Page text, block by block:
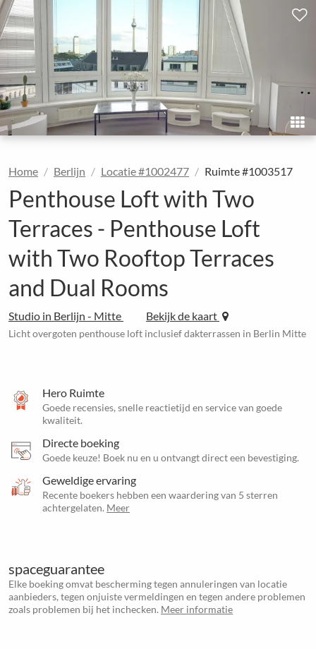
Home Berlijn Locatie #1002477 Ruimte #1003517
Penthouse Loft with Two
Terraces - Penthouse Loft
with Two Rooftop Terraces
and Dual Rooms
Studio in Berlijn - Mitte Bekijk de kaart
Licht overgoten penthouse loft inclusief dakterrassen in Berlin Mitte
Hero Ruimte
Goede recensies, snelle reactietijd en service van goede
kwaliteit.
Directe boeking
Goede keuze! Boek nu en u ontvangt direct een bevestiging.
Geweldige ervaring
Recente boekers hebben een waardering van 5 sterren
achtergelaten. Meer
spaceguarantee
Elke boeking omvat bescherming tegen annuleringen van locatie
aanbieders, tegen onjuiste vermeldingen en tegen andere problemen
zoals problemen bij het inchecken. Meer informatie